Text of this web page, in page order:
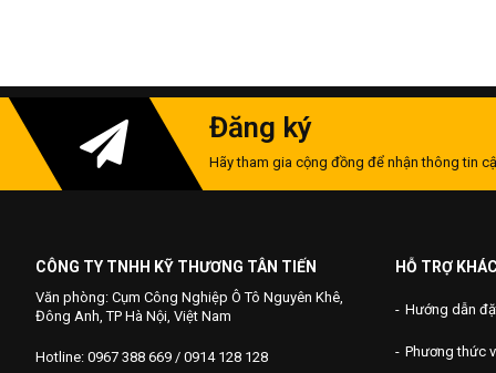
Đăng ký
Hãy tham gia cộng đồng để nhận thông tin
CÔNG TY TNHH KỸ THƯƠNG TÂN TIẾN
Văn phòng: Cụm Công Nghiệp Ô Tô Nguyên Khê,
Đông Anh, TP Hà Nội, Việt Nam
Hotline: 0967 388 669 / 0914 128 128
HỖ TRỢ
Hướng dẫn
Phương thức